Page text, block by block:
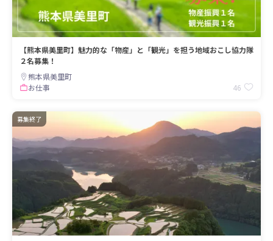
【熊本県美里町】魅力的な「物産」と「観光」を担う地域おこし協力隊
２名募集！
熊本県美里町
お仕事
46
募集終了